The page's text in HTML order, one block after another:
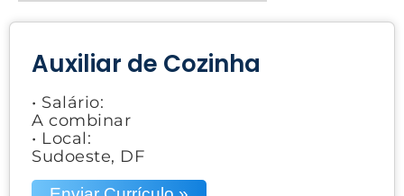
Auxiliar de Cozinha
• Salário:
A combinar
• Local:
Sudoeste, DF